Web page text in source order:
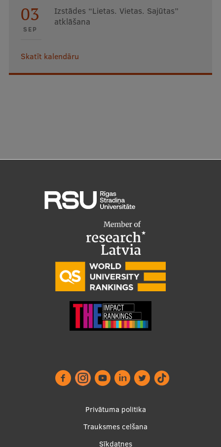
03
SEP
Izstādes “Lietas. Vietas. Sajūtas”
atklāšana
Skatīt kalendāru
Privātuma politika
Trauksmes celšana
Sīkdatnes